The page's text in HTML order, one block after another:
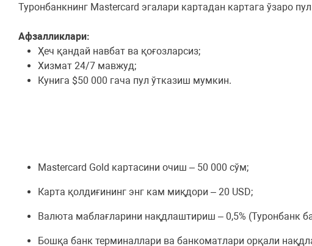
Туронбанкнинг Mastercard эгалари картадан картага ўзаро
Афзалликлари:
Ҳеч қандай навбат ва қоғозларсиз;
Хизмат 24/7 мавжуд;
Кунига $50 000 гача пул ўтказиш мумкин.
Mastercard Gold картасини очиш – 50 000 сўм;
Карта қолдиғининг энг кам миқдори – 20 USD;
Валюта маблағларини нақдлаштириш – 0,5% (Туронбанк
Бошқа банк терминаллари ва банкоматлари орқали